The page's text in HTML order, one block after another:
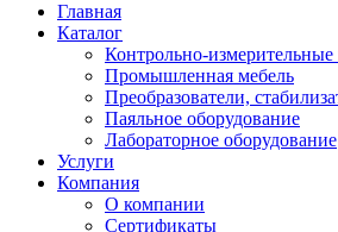
Главная
Каталог
Контрольно-
Промышленная мебель
Преобразователи,
Паяльное оборудование
Лабораторное оборудование
Услуги
Компания
О компании
Сертификаты